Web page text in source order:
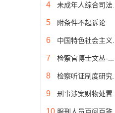
4 未成年人综合司法...
5 附条件不起诉论
6 中国特色社会主义...
7 检察官博士文丛-...
8 检察听证制度研究...
9 刑事涉案财物处置...
10